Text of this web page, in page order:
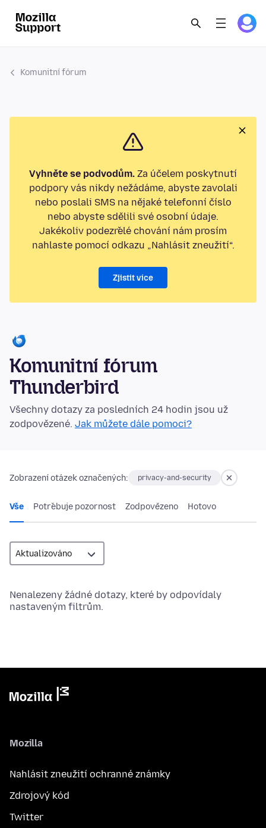
Komunitní fórum
Vyhněte se podvodům. Za účelem poskytnutí
podpory vás nikdy nežádáme, abyste zavolali
nebo poslali SMS na nějaké telefonní číslo
nebo abyste sdělili své osobní údaje.
Jakékoliv podezřelé chování nám prosím
nahlaste pomocí odkazu „Nahlásit zneužití“.
Zjistit více
Komunitní fórum
Thunderbird
Všechny dotazy za posledních 24 hodin jsou už
zodpovězené. Jak můžete dále pomoci?
Zobrazení otázek označených: privacy-and-security
Vše Potřebuje pozornost Zodpovězeno Hotovo
Nenalezeny žádné dotazy, které by odpovídaly
nastaveným filtrům.
Mozilla
Nahlásit zneužití ochranné známky
Zdrojový kód
Twitter